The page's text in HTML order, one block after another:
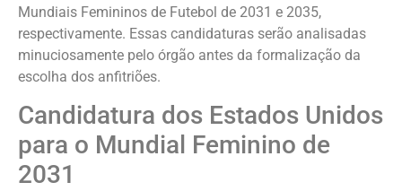
Mundiais Femininos de Futebol de 2031 e 2035,
respectivamente. Essas candidaturas serão analisadas
minuciosamente pelo órgão antes da formalização da
escolha dos anfitriões.
Candidatura dos Estados Unidos
para o Mundial Feminino de
2031